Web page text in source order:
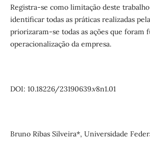
Registra-se como limitação deste
identificar todas as práticas realizadas pela
priorizaram-se todas as ações que foram
operacionalização da empresa.
DOI: 10.18226/23190639.v8n1.01
Bruno Ribas Silveira*, Universidade